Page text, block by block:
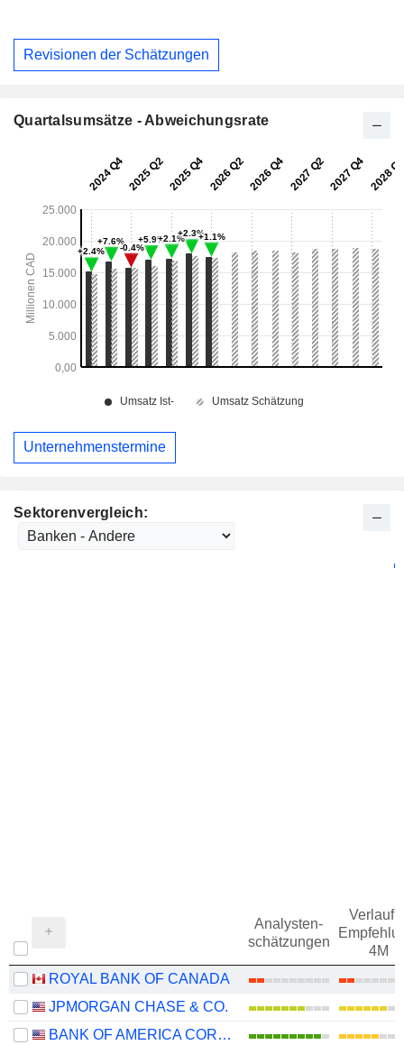
Sektorenvergleich:
Analysten-
schätzungen
Verlauf
4M
ROYAL BANK OF CANADA
JPMORGAN CHASE & CO.
BANK OF AMERICA CORPORATION
Revisionen der Schätzungen
Quartalsumsätze - Abweichungsrate
Unternehmenstermine